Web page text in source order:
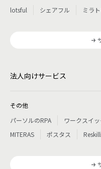
lotsful
シェアフル ミラ
法人向けサービス
その他
パーソルのRPA
ワークスイ
MITERAS
ポスタス